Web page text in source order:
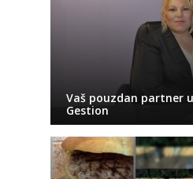
Vaš pouzdan partner
Gestion